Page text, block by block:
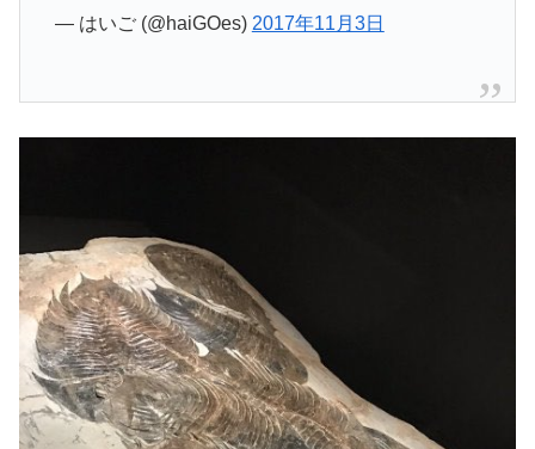
— はいご (@haiGOes) 2017年11月3日